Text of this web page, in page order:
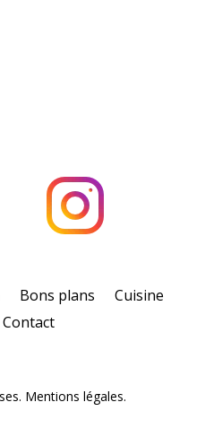
Bons plans
Cuisine
Contact
Mentions légales.